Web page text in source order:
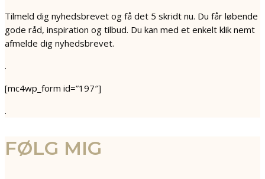
Tilmeld dig nyhedsbrevet og få det 5 skridt nu. Du får løbende
gode råd, inspiration og tilbud. Du kan med et enkelt klik nemt
afmelde dig nyhedsbrevet.
.
[mc4wp_form id=”197″]
.
FØLG MIG